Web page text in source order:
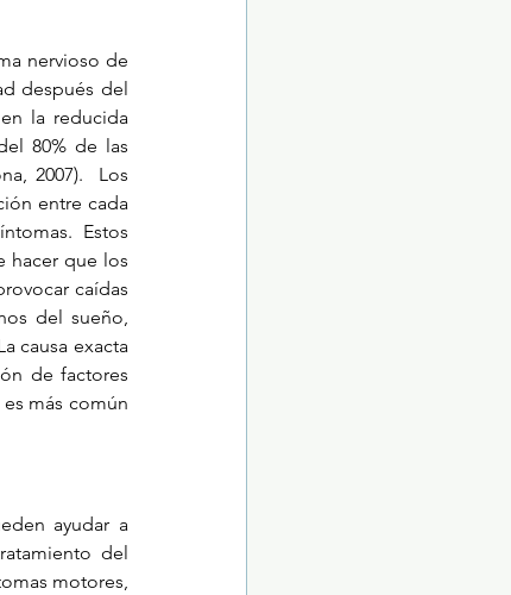
nervioso de
después del
la reducida
80% de las
entre cada
Estos
hacer que los
caídas
del sueño,
causa exacta
de factores
más común
ayudar a
del
motores,